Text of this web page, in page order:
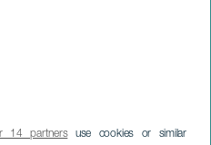
14 partnersuse cookies or similar